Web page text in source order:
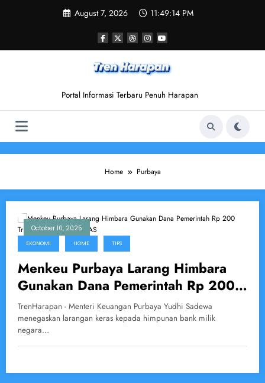
August 7, 2026 11:49:14 PM
Portal Informasi Terbaru Penuh Harapan
Home Purbaya
October 10, 2025
EKONOMI HOME TIPS
Menkeu Purbaya Larang Himbara
Gunakan Dana Pemerintah Rp 200
Triliun untuk Beli Dolar AS
TrenHarapan - Menteri Keuangan Purbaya Yudhi Sadewa
menegaskan larangan keras kepada himpunan bank milik
negara…